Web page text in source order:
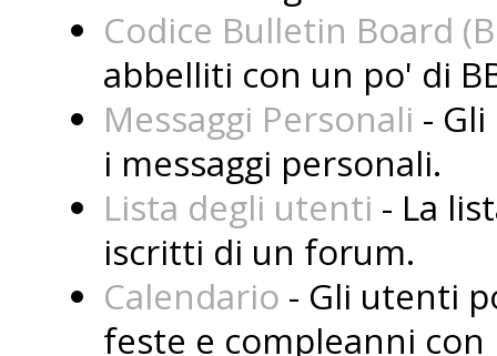
Codice Bulletin Board
abbelliti con un po' di
Messaggi Personali -
i messaggi personali.
Lista degli utenti - La
iscritti di un forum.
Calendario - Gli utenti
feste e compleanni con